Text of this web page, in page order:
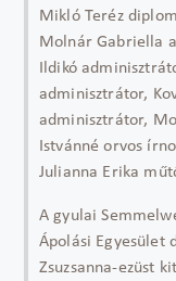
Mikló Teréz
Molnár Gabriella
Ildikó
adminisztrátor,
adminisztrátor,
Istvánné orvos
Julianna Erika
A gyulai
Ápolási Egyesület
Zsuzsanna-ezüst